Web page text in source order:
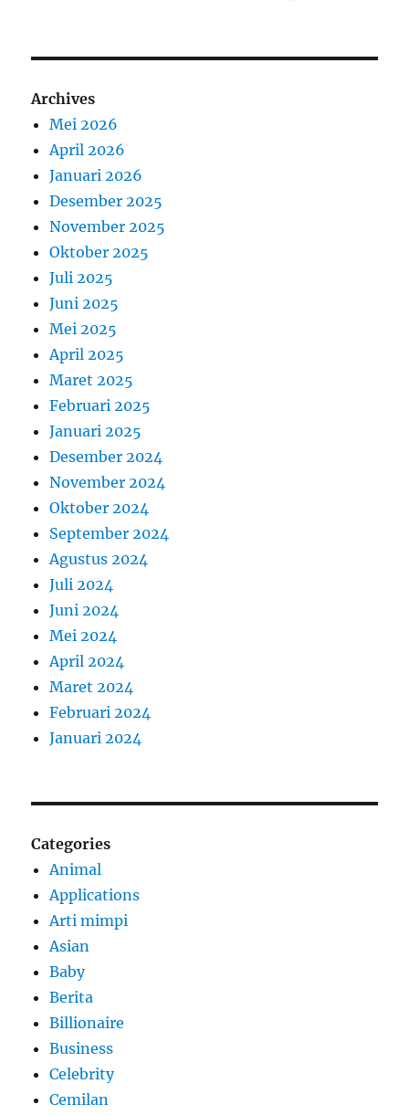
Archives
Mei 2026
April 2026
Januari 2026
Desember 2025
November 2025
Oktober 2025
Juli 2025
Juni 2025
Mei 2025
April 2025
Maret 2025
Februari 2025
Januari 2025
Desember 2024
November 2024
Oktober 2024
September 2024
Agustus 2024
Juli 2024
Juni 2024
Mei 2024
April 2024
Maret 2024
Februari 2024
Januari 2024
Categories
Animal
Applications
Arti mimpi
Asian
Baby
Berita
Billionaire
Business
Celebrity
Cemilan